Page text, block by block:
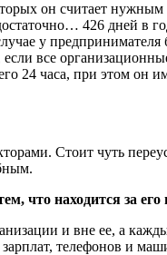
он считает
426 дней в
у
все
24 часа, при этом
Стоит чуть
что находится за его
и вне ее, а
телефонов и